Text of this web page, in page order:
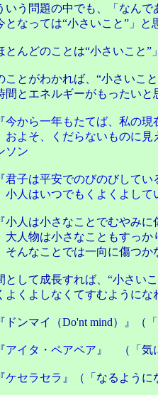
いう問題の中でも、「なんで
となっては“小さいこと”」と
とんどのことは“小さいこと”
ことがわかれば、“小さいこ
とエネルギーがもったいと
今から一年もたてば、私の現
およそ、くだらないものに
ソン
君子は平安でのびのびしてい
小人はいつでもくよくよし
人は小さなことでむやみに
物は小さなこともすっか
なことでは一向に傷つか
として成長すれば、“小さい
くよしなくてすむようにな
ンマイ（Do'nt mind）』（「
アイタ・ペアペア 』 （「気
ケセラセラ 』（「なるように